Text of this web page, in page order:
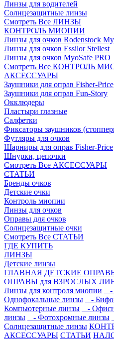
Линзы для водителей
Солнцезащитные линзы
Смотреть Все ЛИНЗЫ
КОНТРОЛЬ МИОПИИ
Линзы для очков Rodenstock
Линзы для очков Essilor Stellest
Линзы для очков MyoSafe PRO
Смотреть Все КОНТРОЛЬ
АКСЕССУАРЫ
Заушники для оправ Fisher-Price
Заушники для оправ Fun-Story
Окклюдеры
Пластыри глазные
Салфетки
Фиксаторы заушников
Футляры для очков
Шарниры для оправ Fisher-Price
Шнурки, цепочки
Смотреть Все АКСЕССУАРЫ
СТАТЬИ
Бренды очков
Детские очки
Контроль миопии
Линзы для очков
Оправы для очков
Солнцезащитные очки
Смотреть Все СТАТЬИ
ГДЕ КУПИТЬ
ЛИНЗЫ
Детские линзы
ГЛАВНАЯ ДЕТСКИЕ
ОПРАВЫ для ВЗРОСЛЫХ
Линзы для контроля миопии
-
Однофокальные линзы
-
Компьютерные линзы
-
линзы
- Фотохромные линзы
Солнцезащитные линзы
АКСЕССУАРЫ СТАТЬИ